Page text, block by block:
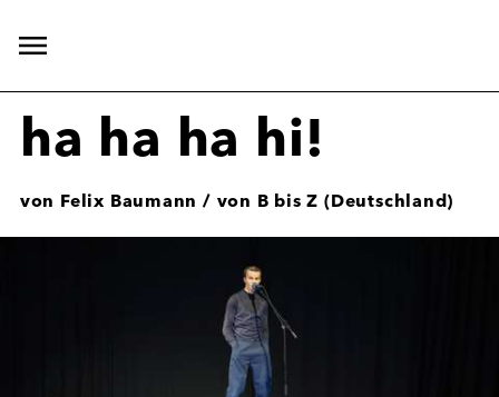
Hauptnavigation
ha ha ha hi!
von Felix Baumann / von B bis Z (Deutschland)